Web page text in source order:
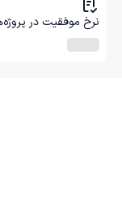
نرخ موفقیت در